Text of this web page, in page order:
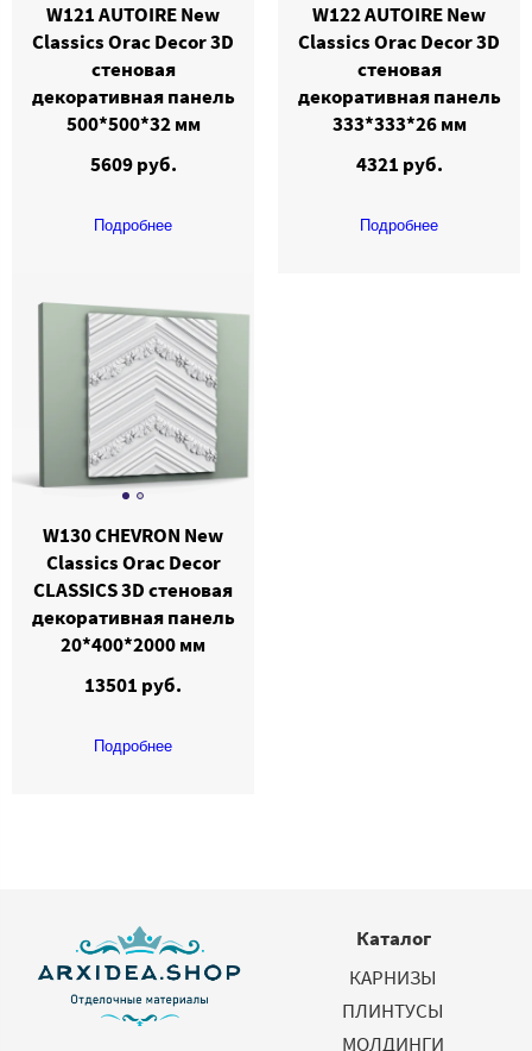
W121 AUTOIRE New
Classics Orac Decor 3D
стеновая
декоративная панель
500*500*32 мм
5609 руб.
Подробнее
W122 AUTOIRE New
Classics Orac Decor 3D
стеновая
декоративная панель
333*333*26 мм
4321 руб.
Подробнее
W130 CHEVRON New
Classics Orac Decor
CLASSICS 3D стеновая
декоративная панель
20*400*2000 мм
13501 руб.
Подробнее
Каталог
КАРНИЗЫ
ПЛИНТУСЫ
МОЛДИНГИ